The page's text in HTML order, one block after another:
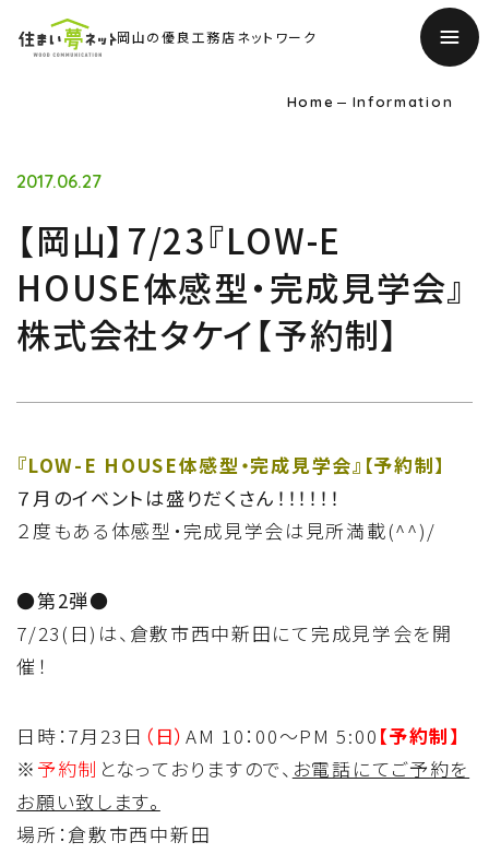
岡山の優良工務店ネットワーク
トップページ
About
Concept
Philosophy
私たちの目指す家づくり
Members
Home Information
2017.06.27
【岡山】7/23『LOW-E
HOUSE体感型・完成見学会』
株式会社タケイ【予約制】
『LOW-E HOUSE体感型・完成見学会』【予約制】
７月のイベントは盛りだくさん！！！！！！
２度もある体感型・完成見学会は見所満載(^^)/
●第2弾●
7/23(日)は、倉敷市西中新田にて完成見学会を開
催！
日時：7月23日 （日） AM 10：00～PM 5:00 【予約制】
※ 予約制 となっておりますので、 お電話にてご予約を
お願い致します。
場所：倉敷市西中新田